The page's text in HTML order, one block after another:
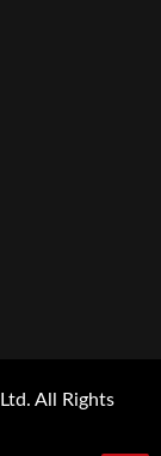
All Rights